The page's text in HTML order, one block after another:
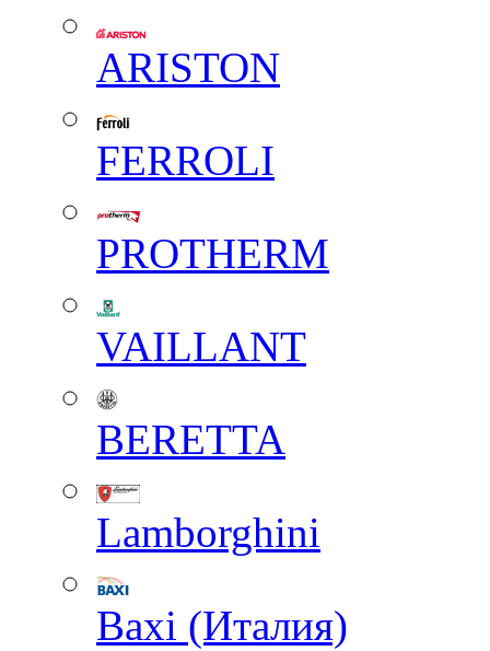
ARISTON
FERROLI
PROTHERM
VAILLANT
BERETTA
Lamborghini
Baxi (Италия)